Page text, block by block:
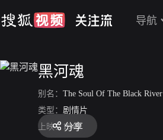
导航
黑河魂
别名： The Soul Of The Black River
类型： 剧情片
上映： 1948
分享